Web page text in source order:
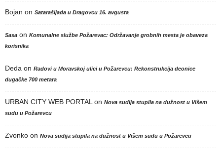
Bojan on Satarašijada u Dragovcu 16. avgusta
Sasa on Komunalne službe Požarevac: Održavanje grobnih mesta je obaveza
korisnika
Deda on Radovi u Moravskoj ulici u Požarevcu: Rekonstrukcija deonice
dugačke 700 metara
URBAN CITY WEB PORTAL on Nova sudija stupila na dužnost u Višem
sudu u Požarevcu
Zvonko on Nova sudija stupila na dužnost u Višem sudu u Požarevcu